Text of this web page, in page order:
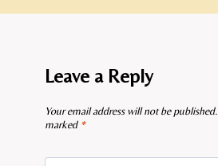
Leave a Reply
Your email address will not be published.
marked *